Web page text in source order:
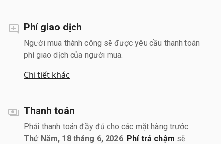
Phí giao dịch
Người mua thành công sẽ được yêu cầu thanh toán
phí giao dịch của người mua.
Chi tiết khác
Thanh toán
Phải thanh toán đầy đủ cho các mặt hàng trước
Thứ Năm, 18 tháng 6, 2026. Phí trả chậm sẽ